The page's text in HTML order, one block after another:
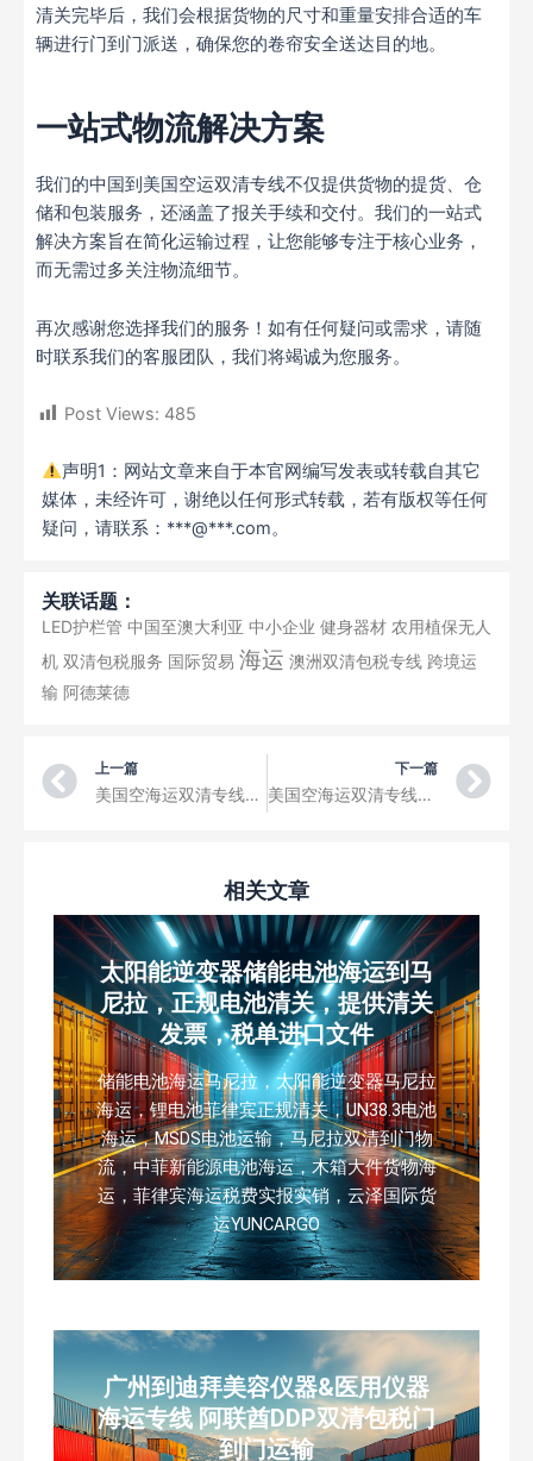
清关完毕后，我们会根据货物的尺寸和重量安排合适的车
辆进行门到门派送，确保您的卷帘安全送达目的地。
一站式物流解决方案
我们的中国到美国空运双清专线不仅提供货物的提货、仓
储和包装服务，还涵盖了报关手续和交付。我们的一站式
解决方案旨在简化运输过程，让您能够专注于核心业务，
而无需过多关注物流细节。
再次感谢您选择我们的服务！如有任何疑问或需求，请随
时联系我们的客服团队，我们将竭诚为您服务。
Post Views: 485
声明1：网站文章来自于本官网编写发表或转载自其它
媒体，未经许可，谢绝以任何形式转载，若有版权等任何
疑问，请联系：***@***.com。
关联话题：
LED护栏管 中国至澳大利亚 中小企业 健身器材 农用植保无人
机 双清包税服务 国际贸易 海运 澳洲双清包税专线 跨境运
输 阿德莱德
Prev
上一篇
美国空海运双清专线从中国西安机场空运玻璃花瓶到美国乔治城 (Garrison)，美国机场清关、交税、派送门到门空运专线
下一篇
美国空海运双清专线从中国武汉机场空运音响到美国赫尔 (Hazen)，美国机场清关、交税、派送门到门空运专线
相关文章
太阳能逆变器储能电池海运到马
尼拉，正规电池清关，提供清关
发票，税单进口文件
储能电池海运马尼拉，太阳能逆变器马尼拉
海运，锂电池菲律宾正规清关，UN38.3电池
海运，MSDS电池运输，马尼拉双清到门物
流，中菲新能源电池海运，木箱大件货物海
运，菲律宾海运税费实报实销，云泽国际货
运YUNCARGO
广州到迪拜美容仪器&医用仪器
海运专线 阿联酋DDP双清包税门
到门运输